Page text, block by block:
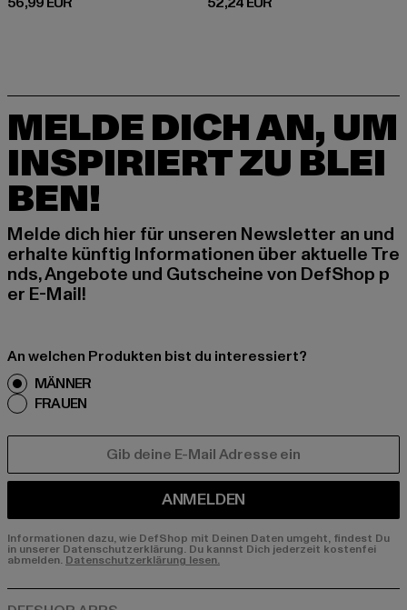
MELDE DICH AN, UM
INSPIRIERT ZU BLEI
BEN!
Melde dich hier für unseren Newsletter an und
erhalte künftig Informationen über aktuelle Tre
nds, Angebote und Gutscheine von DefShop p
er E-Mail!
An welchen Produkten bist du interessiert?
MÄNNER
FRAUEN
ANMELDEN
Informationen dazu, wie DefShop mit Deinen Daten umgeht, findest Du
in unserer Datenschutzerklärung. Du kannst Dich jederzeit kostenfei
abmelden. Datenschutzerklärung lesen.